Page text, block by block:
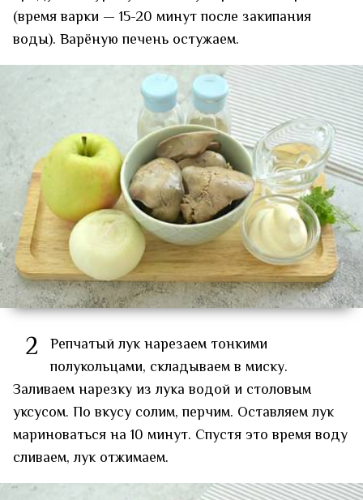
(время варки — 15-20 минут после закипания
воды). Варёную печень остужаем.
2 Репчатый лук нарезаем тонкими
полукольцами, складываем в миску.
Заливаем нарезку из лука водой и столовым
уксусом. По вкусу солим, перчим. Оставляем лук
мариноваться на 10 минут. Спустя это время воду
сливаем, лук отжимаем.